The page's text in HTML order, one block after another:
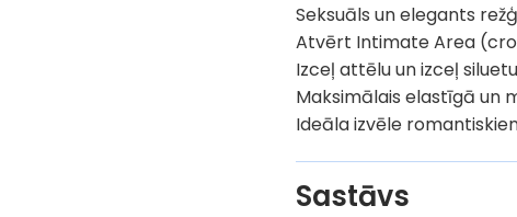
Seksuāls un elegants
Atvērt Intimate Area
Izceļ attēlu un izceļ siluetu
Maksimālais elastīgā un
Ideāla izvēle
Sastāvs